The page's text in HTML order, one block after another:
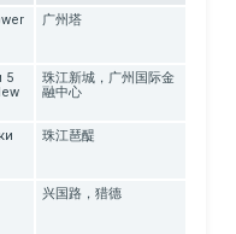
广州塔
5
珠江新城，广州国际金
融中心
珠江琶醍
兴国路，猎德